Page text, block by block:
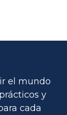
el mundo
y
cada